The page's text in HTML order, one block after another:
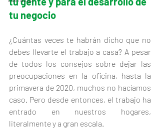
tu negocio
¿Cuántas veces te habrán dicho que no
debes llevarte el trabajo a casa? A pesar
de todos los consejos sobre dejar las
preocupaciones en la oficina, hasta la
primavera de 2020, muchos no hacíamos
caso. Pero desde entonces, el trabajo ha
entrado en nuestros hogares,
literalmente y a gran escala.